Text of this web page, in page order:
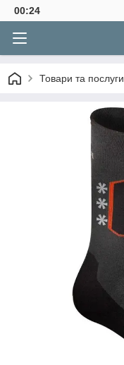
00:24
Товари та послуги